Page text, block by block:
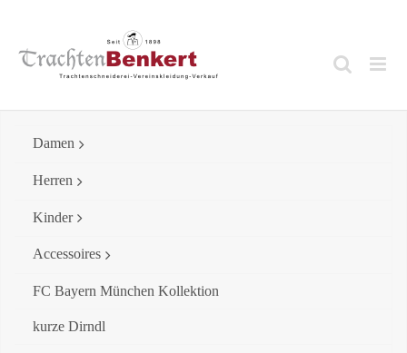
content
Damen
Herren
Kinder
Accessoires
FC Bayern München Kollektion
kurze Dirndl